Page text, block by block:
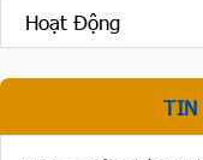
Hoạt Động
TIN